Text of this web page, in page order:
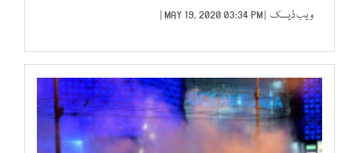
ویب ڈیسک | MAY 19, 2020 03:34 PM |